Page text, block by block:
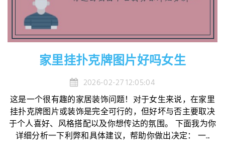
家里挂扑克牌图片好吗女生
2026-02-27 12:05:04
这是一个很有趣的家居装饰问题！对于女生来说，在家里
挂扑克牌图片或装饰是完全可行的，但好坏与否主要取决
于个人喜好、风格搭配以及你想传达的氛围。 下面我为你
详细分析一下利弊和具体建议，帮助你做出决定： 一...